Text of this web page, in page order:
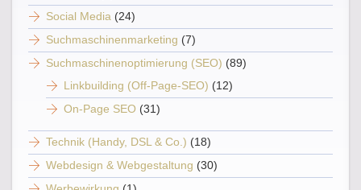
Social Media (24)
Suchmaschinenmarketing (7)
Suchmaschinenoptimierung (SEO) (89)
Linkbuilding (Off-Page-SEO) (12)
On-Page SEO (31)
Technik (Handy, DSL & Co.) (18)
Webdesign & Webgestaltung (30)